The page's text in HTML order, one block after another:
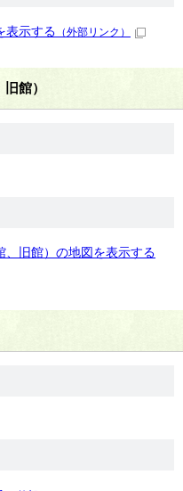
表示する （外部リンク）
館）
旧館）の地図を表示する